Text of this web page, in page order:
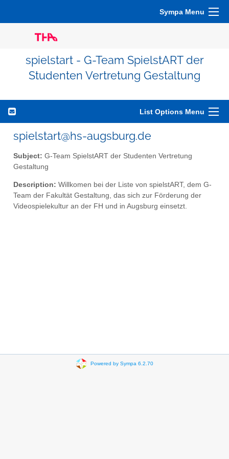
Sympa Menu
spielstart - G-Team SpielstART der
Studenten Vertretung Gestaltung
List Options Menu
spielstart@hs-augsburg.de
Subject: G-Team SpielstART der Studenten Vertretung
Gestaltung
Description: Willkomen bei der Liste von spielstART, dem G-
Team der Fakultät Gestaltung, das sich zur Förderung der
Videospielekultur an der FH und in Augsburg einsetzt.
Powered by Sympa 6.2.70